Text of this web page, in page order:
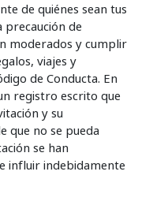
de quiénes sean tus
de
moderados y cumplir
viajes y
de Conducta. En
registro escrito que
y su
que no se pueda
se han
influir indebidamente